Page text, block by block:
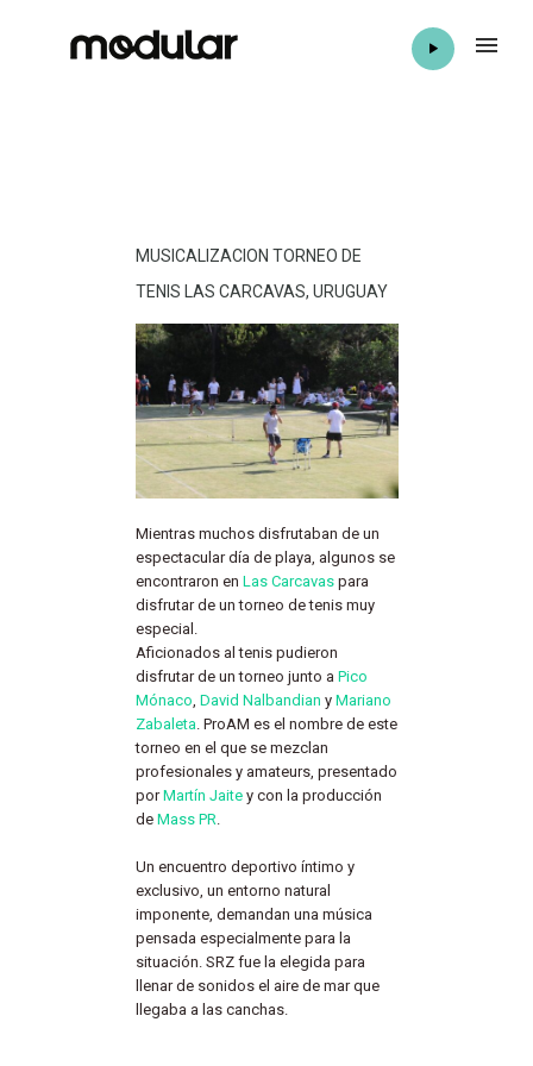
MUSICALIZACION TORNEO DE
TENIS LAS CARCAVAS, URUGUAY
Mientras muchos disfrutaban de un
espectacular día de playa, algunos se
encontraron en Las Carcavas para
disfrutar de un torneo de tenis muy
especial.
Aficionados al tenis pudieron
disfrutar de un torneo junto a Pico
Mónaco, David Nalbandian y Mariano
Zabaleta. ProAM es el nombre de este
torneo en el que se mezclan
profesionales y amateurs, presentado
porMartín Jaite y con la producción
de Mass PR.
Un encuentro deportivo íntimo y
exclusivo, un entorno natural
imponente, demandan una música
pensada especialmente para la
situación. SRZ fue la elegida para
llenar de sonidos el aire de mar que
llegaba a las canchas.